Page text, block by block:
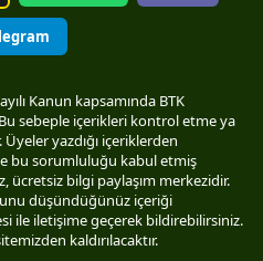
Kanun kapsamında BTK
Bu sebeple içerikleri kontrol etme ya
yazdığı içeriklerden
bu sorumluluğu kabul etmiş
ücretsiz bilgi paylaşım merkezidir.
düşündüğünüz içeriği
ile iletişime geçerek bildirebilirsiniz.
kaldırılacaktır.